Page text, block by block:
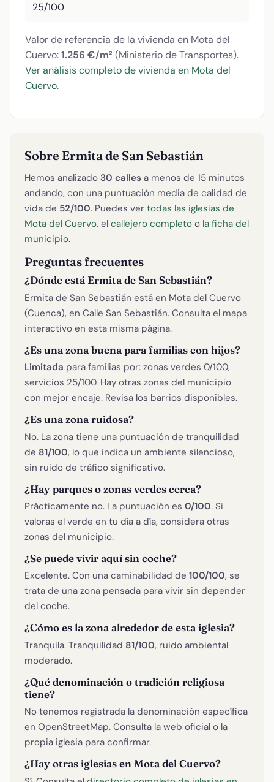
25/100
Valor de referencia de la vivienda en Mota del
Cuervo:1.256 €/m² (Ministerio de Transportes).
Ver análisis completo de vivienda en Mota del
Cuervo.
Sobre Ermita de San Sebastián
Hemos analizado 30 calles a menos de 15 minutos
andando, con una puntuación media de calidad de
vida de 52/100. Puedes ver todas las iglesias de
Mota del Cuervo, el callejero completo o la ficha del
municipio.
Preguntas frecuentes
¿Dónde está Ermita de San Sebastián?
Ermita de San Sebastián está en Mota del Cuervo
(Cuenca), en Calle San Sebastián. Consulta el mapa
interactivo en esta misma página.
¿Es una zona buena para familias con hijos?
Limitada para familias por: zonas verdes 0/100,
servicios 25/100. Hay otras zonas del municipio
con mejor encaje. Revisa los barrios disponibles.
¿Es una zona ruidosa?
No. La zona tiene una puntuación de tranquilidad
de 81/100, lo que indica un ambiente silencioso,
sin ruido de tráfico significativo.
¿Hay parques o zonas verdes cerca?
Prácticamente no. La puntuación es 0/100. Si
valoras el verde en tu día a día, considera otras
zonas del municipio.
¿Se puede vivir aquí sin coche?
Excelente. Con una caminabilidad de 100/100, se
trata de una zona pensada para vivir sin depender
del coche.
¿Cómo es la zona alrededor de esta iglesia?
Tranquila. Tranquilidad 81/100, ruido ambiental
moderado.
¿Qué denominación o tradición religiosa
tiene?
No tenemos registrada la denominación específica
en OpenStreetMap. Consulta la web oficial o la
propia iglesia para confirmar.
¿Hay otras iglesias en Mota del Cuervo?